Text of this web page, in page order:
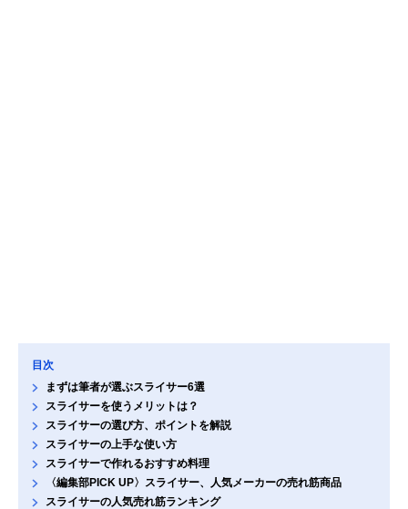
目次
まずは筆者が選ぶスライサー6選
スライサーを使うメリットは？
スライサーの選び方、ポイントを解説
スライサーの上手な使い方
スライサーで作れるおすすめ料理
〈編集部PICK UP〉スライサー、人気メーカーの売れ筋商品
スライサーの人気売れ筋ランキング